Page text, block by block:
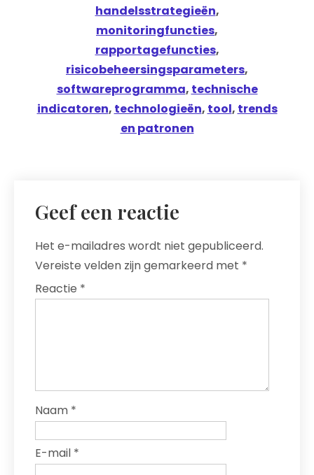
handelsstrategieën,
monitoringfuncties,
rapportagefuncties,
risicobeheersingsparameters,
softwareprogramma, technische
indicatoren, technologieën, tool, trends
en patronen
Geef een reactie
Het e-mailadres wordt niet gepubliceerd.
Vereiste velden zijn gemarkeerd met *
Reactie *
Naam *
E-mail *